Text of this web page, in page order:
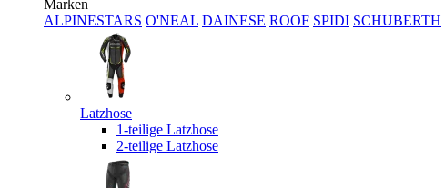
Marken
ALPINESTARS O'NEAL DAINESE ROOF SPIDI SCHUBERTH
Latzhose
1-teilige Latzhose
2-teilige Latzhose